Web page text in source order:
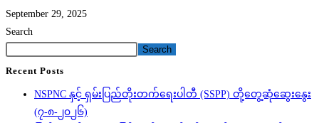
September 29, 2025
Search
Search
Recent Posts
NSPNC နှင့် ရှမ်းပြည်တိုးတက်ရေးပါတီ (SSPP) တို့တွေ့ဆုံဆွေးနွေး
(၇-၈-၂၀၂၆)